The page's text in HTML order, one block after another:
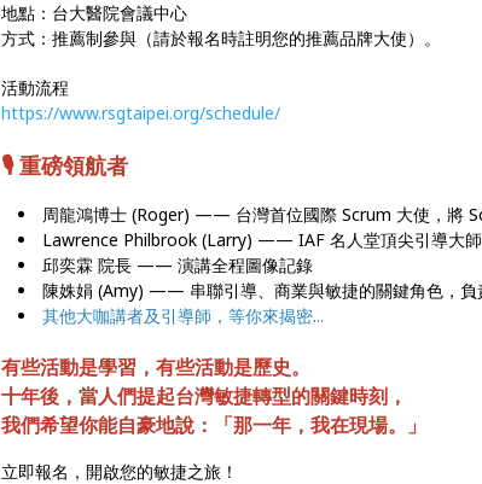
地點：台大醫院會議中心
方式：推薦制參與（請於報名時註明您的推薦品牌大使）。
活動流程
https://www.rsgtaipei.org/schedule/
🎙️ 重磅領航者
周龍鴻博士 (Roger) —— 台灣首位國際 Scrum 大使，將
Lawrence Philbrook (Larry) —— IAF 名人堂頂尖引導大師
邱奕霖 院長 —— 演講全程圖像記錄
陳姝娟 (Amy) —— 串聯引導、商業與敏捷的關鍵角色，負
其他大咖講者及引導師，等你來揭密...
有些活動是學習，有些活動是歷史。
十年後，當人們提起台灣敏捷轉型的關鍵時刻，
我們希望你能自豪地說：「那一年，我在現場。」
立即報名，開啟您的敏捷之旅！